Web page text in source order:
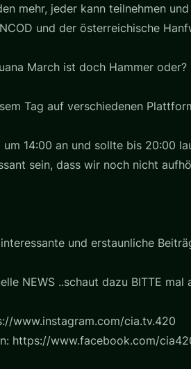
mehr, jeder kann teilnehmen
und der österreichische
March ist doch Hammer oder?
Tag auf verschiedenen
14:00 an und sollte bis 20:00
sein, dass wir noch nicht
und erstaunliche
NEWS ..schaut dazu BITTE
www.instagram.com/cia.tv.420
https://www.facebook.com/